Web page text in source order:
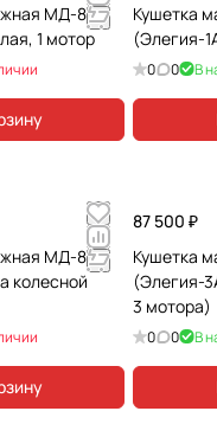
МД-837
1 мотор
Кушетка
(Элегия-
0 0 В
МД-849
колесной
87 500 ₽
Кушетка
(Элегия-
3 мотора)
0 0 В